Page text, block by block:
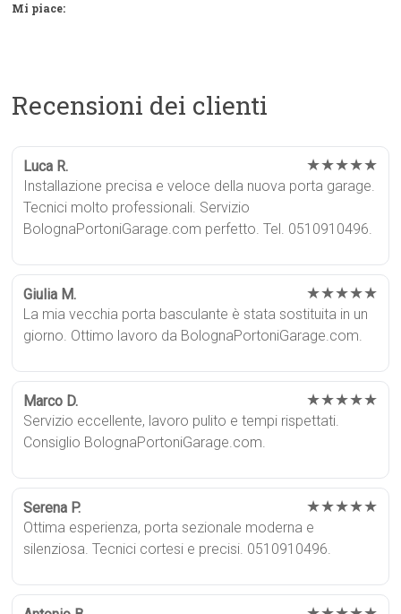
Mi piace:
Recensioni dei clienti
Luca R. ★★★★★
Installazione precisa e veloce della nuova porta garage.
Tecnici molto professionali. Servizio
BolognaPortoniGarage.com perfetto. Tel. 0510910496.
Giulia M. ★★★★★
La mia vecchia porta basculante è stata sostituita in un
giorno. Ottimo lavoro da BolognaPortoniGarage.com.
Marco D. ★★★★★
Servizio eccellente, lavoro pulito e tempi rispettati.
Consiglio BolognaPortoniGarage.com.
Serena P. ★★★★★
Ottima esperienza, porta sezionale moderna e
silenziosa. Tecnici cortesi e precisi. 0510910496.